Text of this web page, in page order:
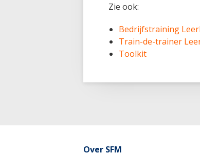
Zie ook:
Bedrijfstraining
Train-de-trainer
Toolkit
Over SFM